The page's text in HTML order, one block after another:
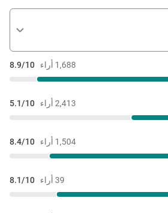
1,688 أراء 8.9/10
2,413 أراء 5.1/10
1,504 أراء 8.4/10
39 أراء 8.1/10